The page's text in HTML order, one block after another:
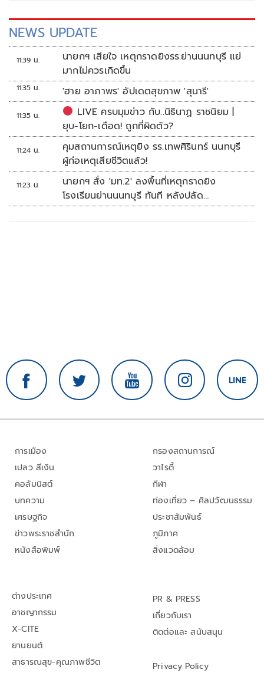
NEWS UPDATE
11:39 น.
นายกฯ เสียใจ เหตุกราดยิงรร.ย่านนนทบุรี แย่
มากไม่ควรเกิดขึ้น
11:35 น. 'ฮาย อาภาพร' อัปเดตสุขภาพ 'สุนารี'
11:35 น.
LIVE ครบมุมข่าว กับ..นิธินาฏ ราชนิยม |
ยุบ-โยก-เดือด! ถูกที่ผิดตัว?
11:24 น.
คุมสถานการณ์เหตุยิง รร.เทพศิรินทร์ นนทบุรี
ผู้ก่อเหตุเสียชีวิตแล้ว!
11:23 น.
นายกฯ สั่ง 'มท.2' ลงพื้นที่เหตุกราดยิง
โรงเรียนย่านนนทบุรี ทันที หลังปลัด
มท.รายงานความคืบหน้า
การเมือง
เปลว สีเงิน
คอลัมนิสต์
บทความ
เศรษฐกิจ
ข่าวพระราชสำนัก
หนังสือพิมพ์
กรองสถานการณ์
วาไรตี้
กีฬา
ท่องเที่ยว – ศิลปวัฒนธรรม
ประชาสัมพันธ์
ภูมิภาค
สิ่งแวดล้อม
ต่างประเทศ
อาชญากรรม
X-CITE
ยานยนต์
สาธารณสุข-คุณภาพชีวิต
PR & PRESS
เกี่ยวกับเรา
ติดต่อและ สนับสนุน
Privacy Policy